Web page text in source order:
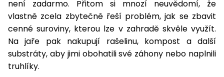
Náhradní
nože
Zahradní
válce
vysavače
Vozíky
a
textilie
Soustruhy
pěchy
Transportéry,
stavební
stroje
Řezačky
Doplňky
Akumulátory
není zadarmo. Přitom si mnozí neuvědomí, že
vlastně zcela zbytečně řeší problém, jak se zbavit
cenné suroviny, kterou lze v zahradě skvěle využít.
Na jaře pak nakupují rašelinu, kompost a další
substráty, aby jimi obohatili své záhony nebo naplnili
truhlíky.